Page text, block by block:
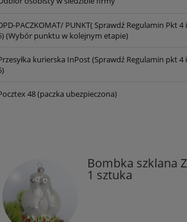
PACZKOMAT/ PUNKT( Sprawdź Regulamin Pkt 4 i
(Wybór punktu w kolejnym etapie)
kurierska InPost (Sprawdź Regulamin pkt 4 i
48 (paczka ubezpieczona)
Bombka szklana
1 sztuka